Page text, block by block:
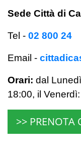
Sede Città di
Tel - 02 800 24
Email -
Orari: dal
18:00, il Venerdì:
>> PRENOTA